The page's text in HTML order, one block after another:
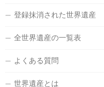
登録抹消された世界遺産
全世界遺産の一覧表
よくある質問
世界遺産とは